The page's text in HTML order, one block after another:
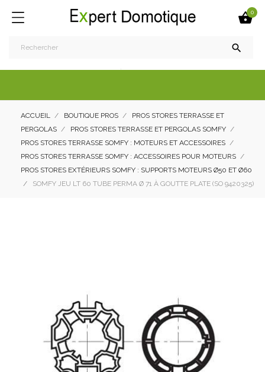
0

ACCUEIL BOUTIQUE PROS
PROS STORES TERRASSE ET
PERGOLAS
PROS STORES TERRASSE ET PERGOLAS SOMFY
PROS STORES TERRASSE SOMFY : MOTEURS ET ACCESSOIRES
PROS STORES TERRASSE SOMFY : ACCESSOIRES POUR MOTEURS
PROS STORES EXTÉRIEURS SOMFY : SUPPORTS MOTEURS Ø50 ET Ø60
SOMFY JEU LT 60 TUBE PERMA Ø 71 À GOUTTE PLATE (SO 9420325)